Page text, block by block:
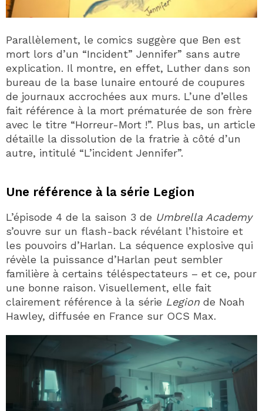
Parallèlement, le comics suggère que Ben est
mort lors d’un “Incident” Jennifer” sans autre
explication. Il montre, en effet, Luther dans son
bureau de la base lunaire entouré de coupures
de journaux accrochées aux murs. L’une d’elles
fait référence à la mort prématurée de son frère
avec le titre “Horreur-Mort !”. Plus bas, un article
détaille la dissolution de la fratrie à côté d’un
autre, intitulé “L’incident Jennifer”.
Une référence à la série Legion
L’épisode 4 de la saison 3 de Umbrella Academy
s’ouvre sur un flash-back révélant l’histoire et
les pouvoirs d’Harlan. La séquence explosive qui
révèle la puissance d’Harlan peut sembler
familière à certains téléspectateurs – et ce, pour
une bonne raison. Visuellement, elle fait
clairement référence à la série Legion de Noah
Hawley, diffusée en France sur OCS Max.